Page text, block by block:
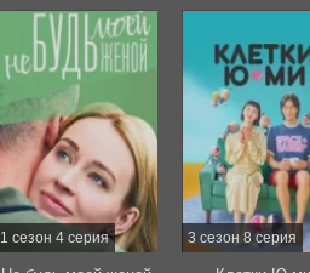
1 сезон 4 серия 3 сезон 8 серия